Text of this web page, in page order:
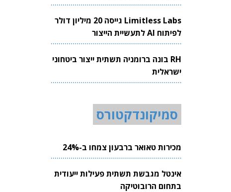
Limitless Labs גייסה 20 מיליון דולר
לפיתוח AI לתעשיית הייצור
RH בונה ברומניה תשתית ייצור ביטחוני
ישראלית
סמיקונדקטורס
מכירות טאואר ברבעון צמחו ב-24%
אינטל מגבשת תשתית פעילות ייעודית
בתחום הרובוטיקה